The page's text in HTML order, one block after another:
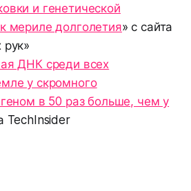
и генетической
мериле долголетия» с сайта
ДНК среди всех
у скромного
в 50 раз больше, чем у
TechInsider